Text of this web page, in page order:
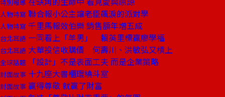
特別報導
人物特寫 聯合報小公主讓老臣飆淚的派對學
人物特寫 千里馬報效伯樂 銷售額年增五成
台北耳語 一同看上「羊男」 賴英里標贏廖學福
台北耳語 大華投信收購價 何壽川、洪敏弘又槓上
全球話題 「設計」不是表面工夫 而是企業策略
封面故事 十九座大書櫃環繞斗室
封面故事 贏得尊敬 就贏了財富